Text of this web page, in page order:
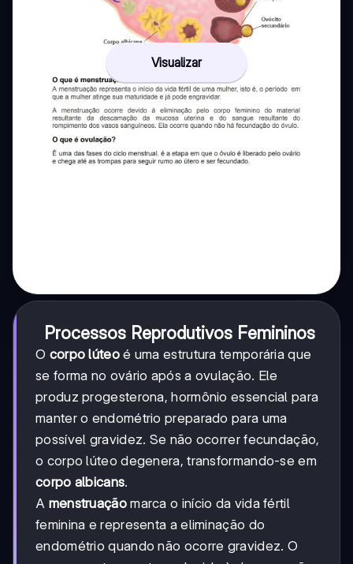
Visualizar
Processos Reprodutivos Femininos
O corpo lúteoé uma estrutura temporária que
se forma no ovário após a ovulação. Ele
produz progesterona, hormônio essencial para
manter o endométrio preparado para uma
possível gravidez. Se não ocorrer fecundação,
o corpo lúteo degenera, transformando-se em
corpo albicans.
A menstruaçãomarca o início da vida fértil
feminina e representa a eliminação do
endométrio quando não ocorre gravidez. O